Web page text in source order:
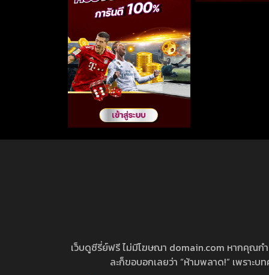
เว็บดูซีรี่ย์ฟรี ไม่มีโฆษณา domain.com หากคุณก
ละก็ขอบอกเลยว่า “ห้ามพลาด!” เพราะ